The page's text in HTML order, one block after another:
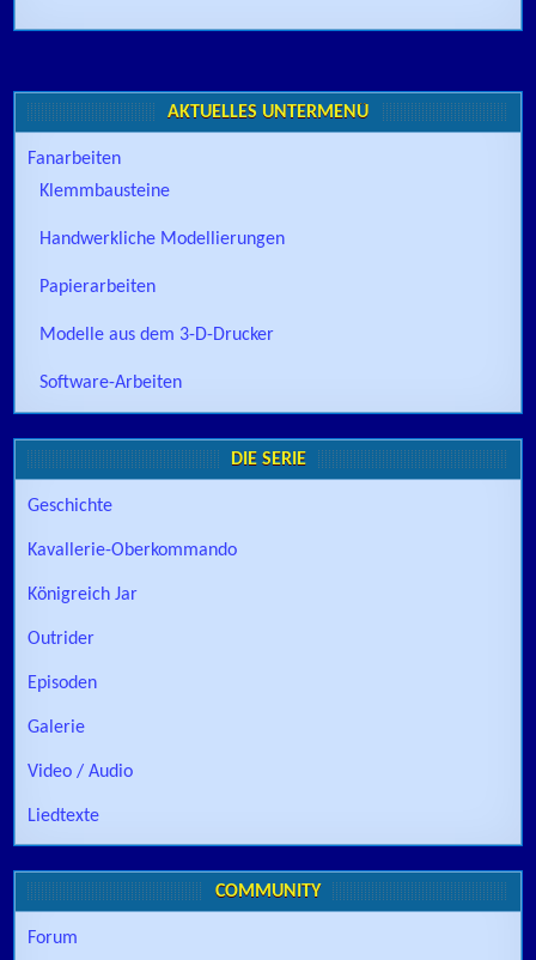
AKTUELLES UNTERMENÜ
Fanarbeiten
Klemmbausteine
Handwerkliche Modellierungen
Papierarbeiten
Modelle aus dem 3-D-Drucker
Software-Arbeiten
DIE SERIE
Geschichte
Kavallerie-Oberkommando
Königreich Jar
Outrider
Episoden
Galerie
Video / Audio
Liedtexte
COMMUNITY
Forum